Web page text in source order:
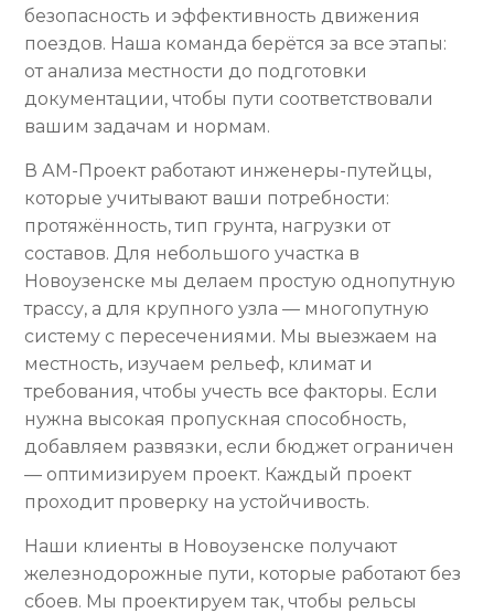
безопасность и эффективность движения
поездов. Наша команда берётся за все этапы:
от анализа местности до подготовки
документации, чтобы пути соответствовали
вашим задачам и нормам.
В АМ-Проект работают инженеры-путейцы,
которые учитывают ваши потребности:
протяжённость, тип грунта, нагрузки от
составов. Для небольшого участка в
Новоузенске мы делаем простую однопутную
трассу, а для крупного узла — многопутную
систему с пересечениями. Мы выезжаем на
местность, изучаем рельеф, климат и
требования, чтобы учесть все факторы. Если
нужна высокая пропускная способность,
добавляем развязки, если бюджет ограничен
— оптимизируем проект. Каждый проект
проходит проверку на устойчивость.
Наши клиенты в Новоузенске получают
железнодорожные пути, которые работают без
сбоев. Мы проектируем так, чтобы рельсы